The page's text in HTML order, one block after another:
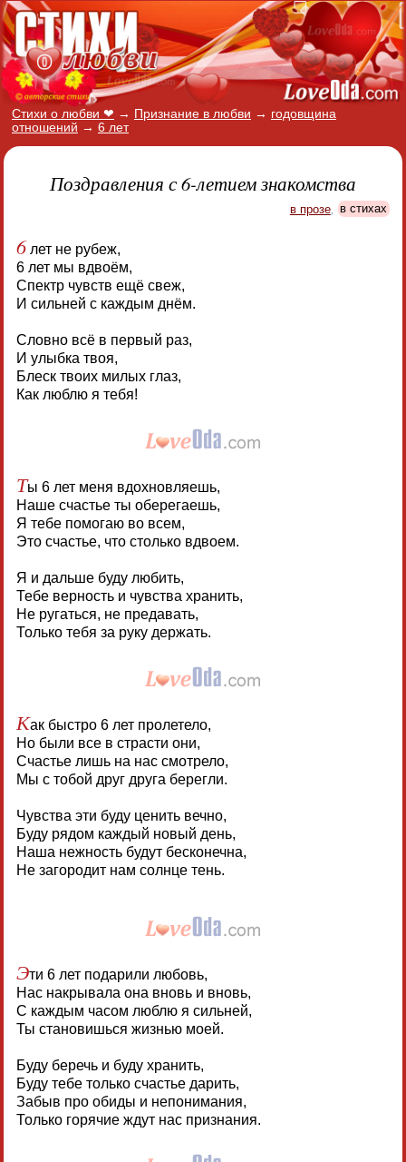
Стихи о любви ❤ → Признание в любви → годовщина
отношений → 6 лет
Поздравления с 6-летием знакомства
в прозе, в стихах
6лет не рубеж,
6 лет мы вдвоём,
Спектр чувств ещё свеж,
И сильней с каждым днём.
Словно всё в первый раз,
И улыбка твоя,
Блеск твоих милых глаз,
Как люблю я тебя!
Ты 6 лет меня вдохновляешь,
Наше счастье ты оберегаешь,
Я тебе помогаю во всем,
Это счастье, что столько вдвоем.
Я и дальше буду любить,
Тебе верность и чувства хранить,
Не ругаться, не предавать,
Только тебя за руку держать.
Как быстро 6 лет пролетело,
Но были все в страсти они,
Счастье лишь на нас смотрело,
Мы с тобой друг друга берегли.
Чувства эти буду ценить вечно,
Буду рядом каждый новый день,
Наша нежность будут бесконечна,
Не загородит нам солнце тень.
Эти 6 лет подарили любовь,
Нас накрывала она вновь и вновь,
С каждым часом люблю я сильней,
Ты становишься жизнью моей.
Буду беречь и буду хранить,
Буду тебе только счастье дарить,
Забыв про обиды и непонимания,
Только горячие ждут нас признания.